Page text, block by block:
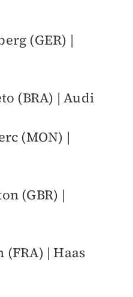
(GER) |
(BRA) | Audi
(MON) |
(GBR) |
(FRA) | Haas